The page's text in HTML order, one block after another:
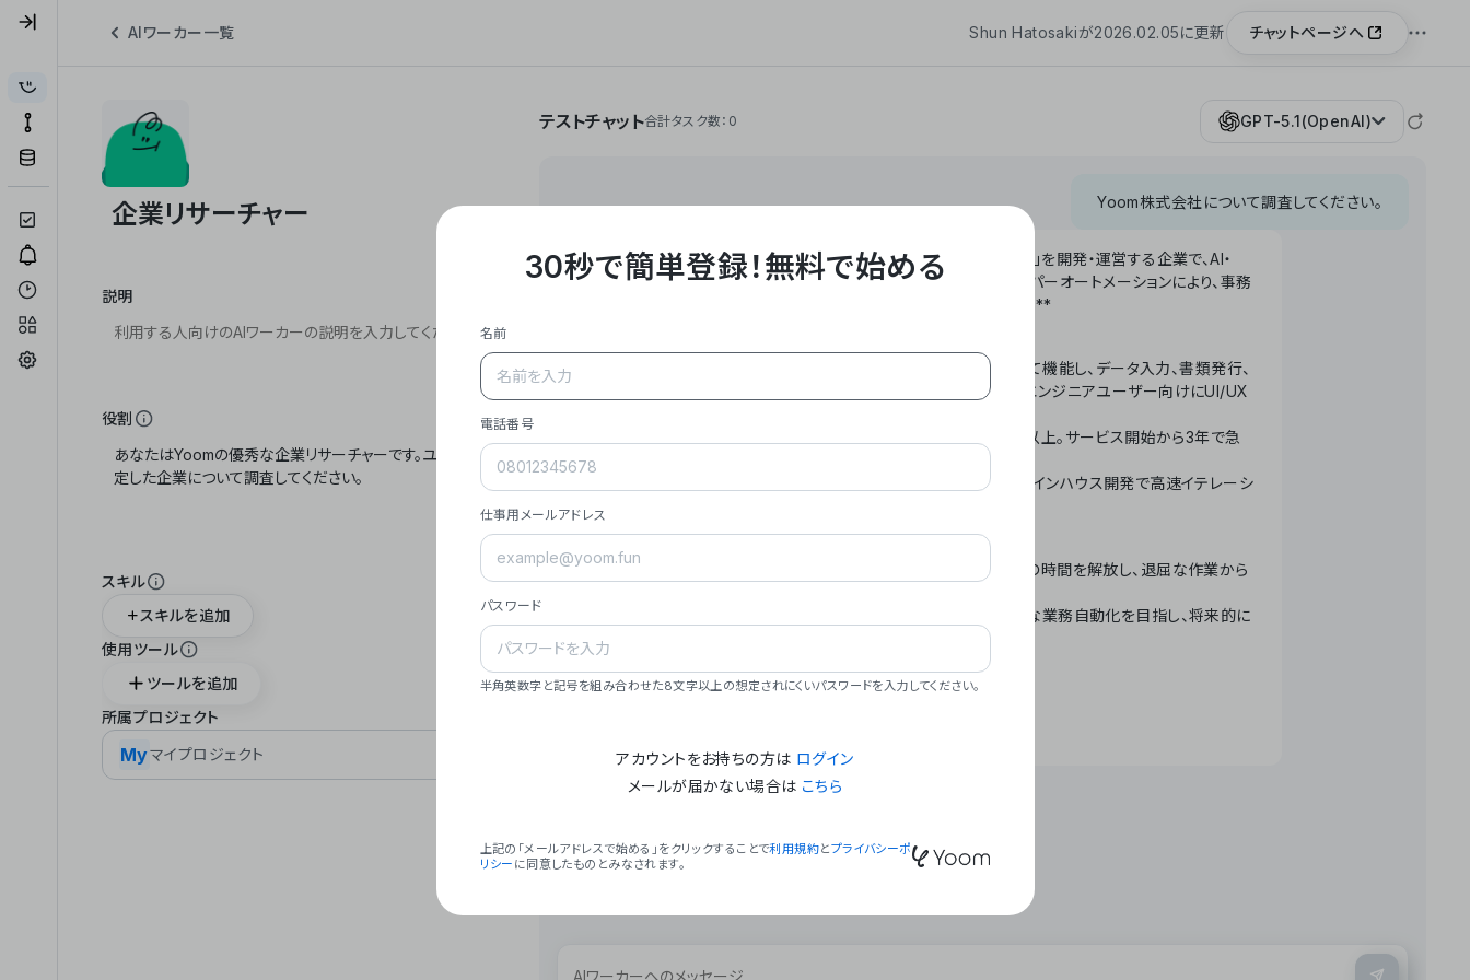
AIワーカー一覧 Shun Hatosakiが2026.02.05に更新 チャットページへ
説明
役割
スキル
スキルを追加
使用ツール
ツールを追加
所属プロジェクト
Myマイプロジェクト
テストチャット合計タスク数：0 GPT-5.1(OpenAI)
Yoom株式会社について調査してください。
**Yoom株式会社は、ビジネスオートメーションSaaS「Yoom」を開発・運営する企業で、AI・
API・RPA・OCRなどの技術をノーコードで組み合わせたハイパーオートメーションにより、事務
作業やデスクワークを自動化するサービスを提供しています。**
- **主力プロダクト「Yoom」**: SaaS連携データベースとして機能し、データ入力、書類発行、
メール対応、請求書処理、日報作成などの業務を自動化。非エンジニアユーザー向けにUI/UX
- **実績**: 国内利用社数20,000社超、直近成長率300%以上。サービス開始から3年で急
- **強み**: すべての自動化技術を1プラットフォームで完結。インハウス開発で高速イテレーシ
- **ミッション**: 「We Make Time」 – テクノロジーで人々の時間を解放し、退屈な作業から
- **ビジョン**: 「Global Business Automation」 – 世界的な業務自動化を目指し、将来的に
### 会社概要
30秒で簡単登録！無料で始める
名前
電話番号
仕事用メールアドレス
パスワード
半角英数字と記号を組み合わせた8文字以上の想定されにくいパスワードを入力してください。
アカウントをお持ちの方は ログイン
メールが届かない場合は こちら
上記の「メールアドレスで始める」をクリックすることで利用規約とプライバシーポ
リシー に同意したものとみなされます。